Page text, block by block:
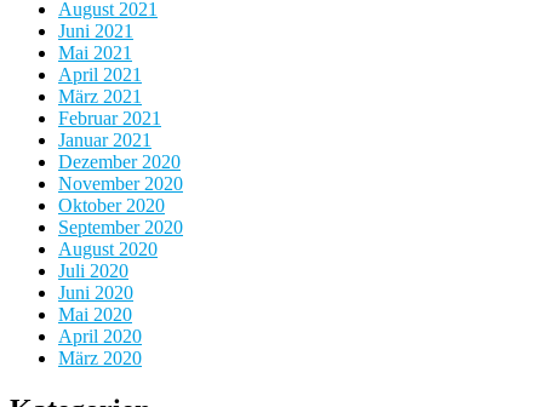
August 2021
Juni 2021
Mai 2021
April 2021
März 2021
Februar 2021
Januar 2021
Dezember 2020
November 2020
Oktober 2020
September 2020
August 2020
Juli 2020
Juni 2020
Mai 2020
April 2020
März 2020